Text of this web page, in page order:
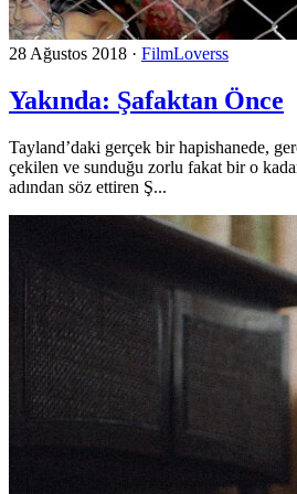
28 Ağustos 2018 · FilmLoverss
Yakında: Şafaktan Önce
Tayland’daki gerçek bir hapishanede,
çekilen ve sunduğu zorlu fakat bir o
adından söz ettiren Ş...